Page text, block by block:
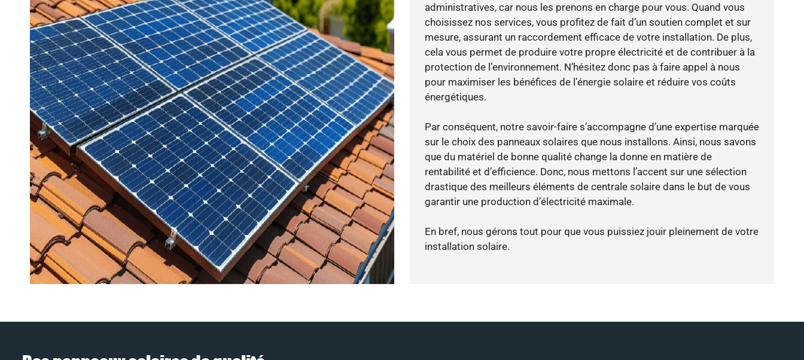
administratives, car nous les prenons en charge pour vous. Quand vous
choisissez nos services, vous profitez de fait d’un soutien complet et sur
mesure, assurant un raccordement efficace de votre installation. De plus,
cela vous permet de produire votre propre électricité et de contribuer à la
protection de l’environnement. N’hésitez donc pas à faire appel à nous
pour maximiser les bénéfices de l’énergie solaire et réduire vos coûts
énergétiques.
Par conséquent, notre savoir-faire s’accompagne d’une expertise marquée
sur le choix des panneaux solaires que nous installons. Ainsi, nous savons
que du matériel de bonne qualité change la donne en matière de
rentabilité et d’efficience. Donc, nous mettons l’accent sur une sélection
drastique des meilleurs éléments de centrale solaire dans le but de vous
garantir une production d’électricité maximale.
En bref, nous gérons tout pour que vous puissiez jouir pleinement de votre
installation solaire.